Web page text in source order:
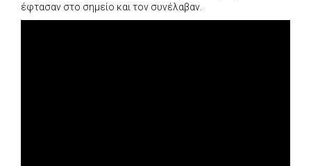
έφτασαν στο σημείο και τον συνέλαβαν.